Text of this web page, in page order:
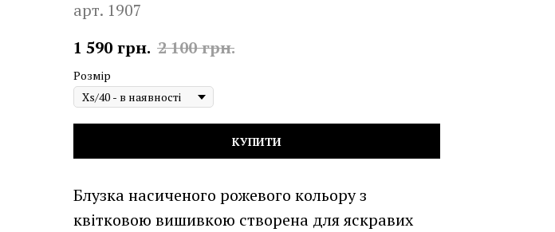
арт. 1907
1 590 грн. 2 100 грн.
Розмір
КУПИТИ
Блузка насиченого рожевого кольору з
квітковою вишивкою створена для яскравих